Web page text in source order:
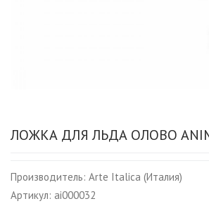
ЛОЖКА ДЛЯ ЛЬДА ОЛОВО
Производитель: Arte Italica (Италия)
Артикул: ai000032